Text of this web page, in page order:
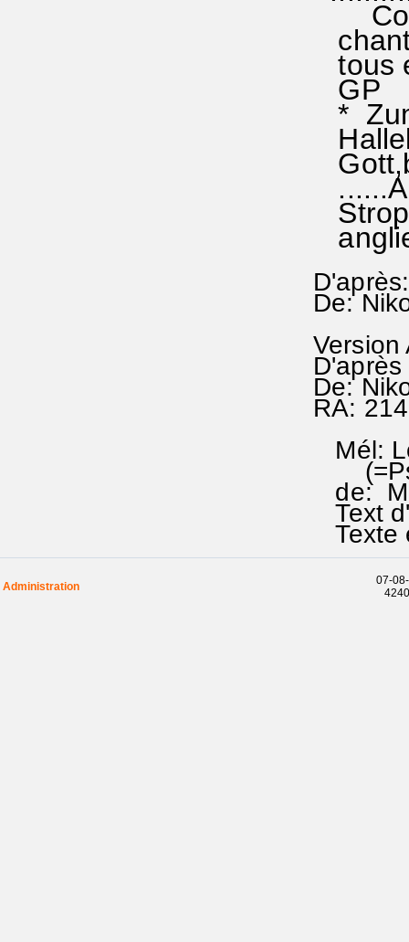
tous
GP
*
De:
Version
De:
RA: 214
Mél:
(=Ps
de:
Text
Texte
Administration
07-